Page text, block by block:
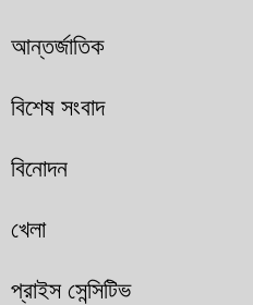
আন্তর্জাতিক
বিশেষ সংবাদ
বিনোদন
খেলা
প্রাইস সেন্সিটিভ